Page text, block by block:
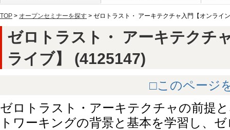
TOP > オープンセミナーを探す > ゼロトラスト・ アーキテクチャ入門【オンライ
ゼロトラスト・ アーキテクチ
ライブ】 (4125147)
□このページ
ゼロトラスト・アーキテクチャの前提
トワーキングの背景と基本を学習し、